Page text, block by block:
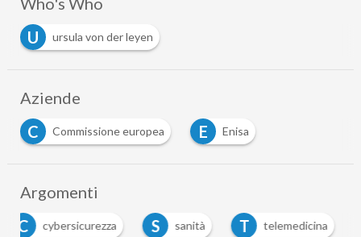
U
ursula von der leyen
Aziende
C
Commissione europea E Enisa
Argomenti
C
cybersicurezza S sanità T telemedicina